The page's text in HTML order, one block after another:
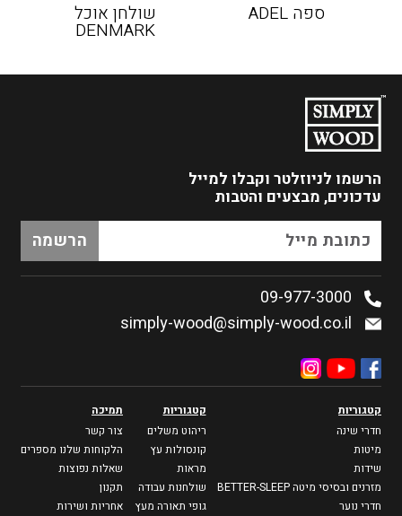
ספה ADEL שולחן אוכל
DENMARK
הרשמו לניוזלטר וקבלו למייל
עדכונים, מבצעים והטבות
09-977-3000
simply-wood@simply-wood.co.il
קטגוריות
חדרי שינה
מיטות
שידות
מזרנים ובסיסי מיטה BETTER-SLEEP
חדרי נוער
קטגוריות
ריהוט משלים
קונסולות עץ
מראות
שולחנות עבודה
גופי תאורה מעץ
תמיכה
צור קשר
הלקוחות שלנו מספרים
שאלות נפוצות
תקנון
אחריות ושירות